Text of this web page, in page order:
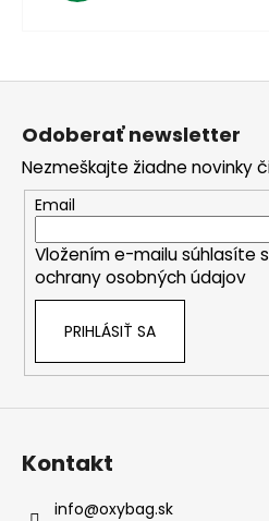
Z
Odoberať newsletter
Nezmeškajte žiadne novinky
Email
Vložením e-mailu súhlasíte s
ochrany osobných údajov
PRIHLÁSIŤ SA
Kontakt
info@oxybag.sk